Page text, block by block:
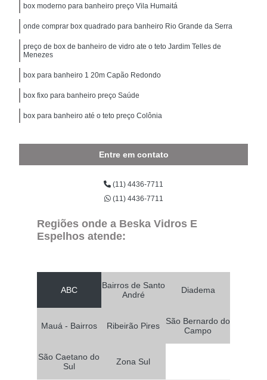
box moderno para banheiro preço Vila Humaitá
onde comprar box quadrado para banheiro Rio Grande da Serra
preço de box de banheiro de vidro ate o teto Jardim Telles de
Menezes
box para banheiro 1 20m Capão Redondo
box fixo para banheiro preço Saúde
box para banheiro até o teto preço Colônia
Entre em contato
(11) 4436-7711
(11) 4436-7711
Regiões onde a Beska Vidros E
Espelhos atende:
ABC
Bairros de Santo
André
Diadema
Mauá - Bairros Ribeirão Pires
São Bernardo do
Campo
São Caetano do
Sul
Zona Sul